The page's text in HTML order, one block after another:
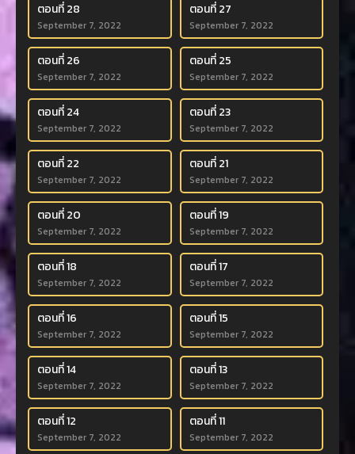
ตอนที่ 28
September 7, 2022
ตอนที่ 27
September 7, 2022
ตอนที่ 26
September 7, 2022
ตอนที่ 25
September 7, 2022
ตอนที่ 24
September 7, 2022
ตอนที่ 23
September 7, 2022
ตอนที่ 22
September 7, 2022
ตอนที่ 21
September 7, 2022
ตอนที่ 20
September 7, 2022
ตอนที่ 19
September 7, 2022
ตอนที่ 18
September 7, 2022
ตอนที่ 17
September 7, 2022
ตอนที่ 16
September 7, 2022
ตอนที่ 15
September 7, 2022
ตอนที่ 14
September 7, 2022
ตอนที่ 13
September 7, 2022
ตอนที่ 12
September 7, 2022
ตอนที่ 11
September 7, 2022